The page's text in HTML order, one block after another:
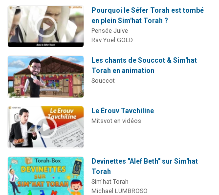
Pourquoi le Séfer Torah est tombé
en plein Sim'hat Torah ?
Pensée Juive
Rav Yoël GOLD
Les chants de Souccot & Sim'hat
Torah en animation
Souccot
Le Érouv Tavchiline
Mitsvot en vidéos
Devinettes "Alef Beth" sur Sim'hat
Torah
Sim'hat Torah
Michael LUMBROSO